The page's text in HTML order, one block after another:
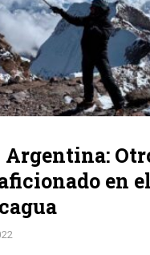
Argentina:
en el